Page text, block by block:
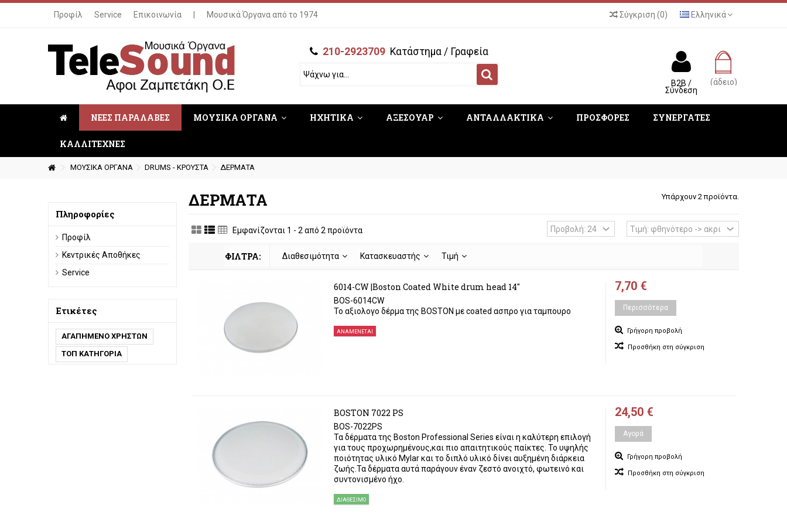
Ελληνικά
Προφίλ Service Επικοινωνία Μουσικά Όργανα από το 1974 Σύγκριση (0)
210-2923709 Κατάστημα / Γραφεία
(άδειο)
B2B /
Σύνδεση
ΝΕΕΣ ΠΑΡΑΛΑΒΕΣ ΜΟΥΣΙΚΑ ΟΡΓΑΝΑ ΗΧΗΤΙΚΑ ΑΞΕΣΟΥΑΡ ΑΝΤΑΛΛΑΚΤΙΚΑ ΠΡΟΣΦΟΡΕΣ ΣΥΝΕΡΓΑΤΕΣ
ΚΑΛΛΙΤΕΧΝΕΣ
ΜΟΥΣΙΚΑ ΟΡΓΑΝΑ DRUMS - ΚΡΟΥΣΤΑ ΔΕΡΜΑΤΑ
ΔΕΡΜΑΤΑ Υπάρχουν 2 προϊόντα.
Εμφανίζονται 1 - 2 από 2 προϊόντα
ΦΙΛΤΡΑ: Διαθεσιμότητα Κατασκευαστής Τιμή
6014-CW |Boston Coated White drum head 14"
BOS-6014CW
Το αξιολογο δέρμα της BOSTON με coated ασπρο για ταμπουρο
ΑΝΑΜΈΝΕΤΑΙ
7,70 €
Περισσότερα
Γρήγορη προβολή
Προσθήκη στη σύγκριση
BOSTON 7022 PS
BOS-7022PS
Τα δέρματα της Boston Professional Series είναι η καλύτερη επιλογή
για τους προχωρημένους,και πιο απαιτητικούς παίκτες. Το υψηλής
ποιότητας υλικό Mylar και το διπλό υλικό δίνει αυξημένη διάρκεια
ζωής.Τα δέρματα αυτά παράγουν έναν ζεστό ανοιχτό, φωτεινό και
συντονισμένο ήχο.
ΔΙΑΘΈΣΙΜΟ
24,50 €
Αγορά
Γρήγορη προβολή
Προσθήκη στη σύγκριση
Πληροφορίες
Προφίλ
Κεντρικές Αποθήκες
Service
Ετικέτες
ΑΓΑΠΗΜΕΝΟ ΧΡΗΣΤΩΝ
ΤΟΠ ΚΑΤΗΓΟΡΙΑ